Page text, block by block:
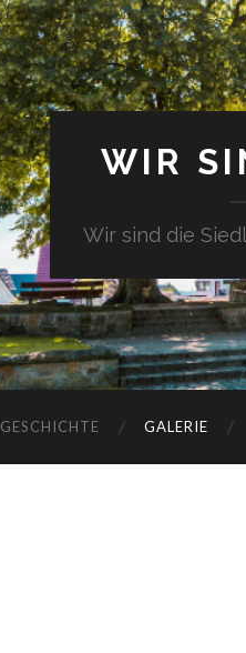
WIR
Wir sind die
GESCHICHTE GALERIE